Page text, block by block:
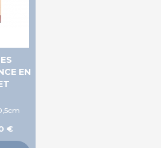
EN
€